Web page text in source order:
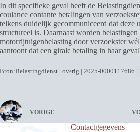
In dit specifieke geval heeft de
coulance contante betalingen van
telkens duidelijk gecommuniceerd dat deze
structureel is. Daarnaast worden belastingen
motorrijtuigenbelasting door verzoekster
aantoont dat een girale betaling in haar
Bron:Belastingdienst | overig | 2025-0000117686 |
VORIGE
Contactgegevens